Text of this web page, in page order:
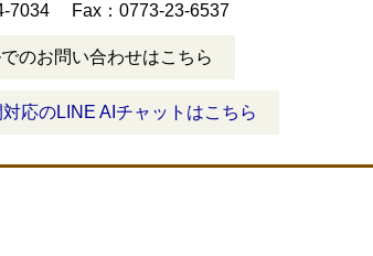
7034
Fax：0773-23-6537
でのお問い合わせはこちら
応のLINE AIチャットはこちら